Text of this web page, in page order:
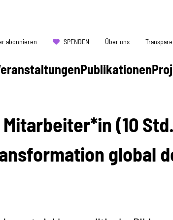
Publikationen
abonnieren SPENDEN Über uns
(10
global